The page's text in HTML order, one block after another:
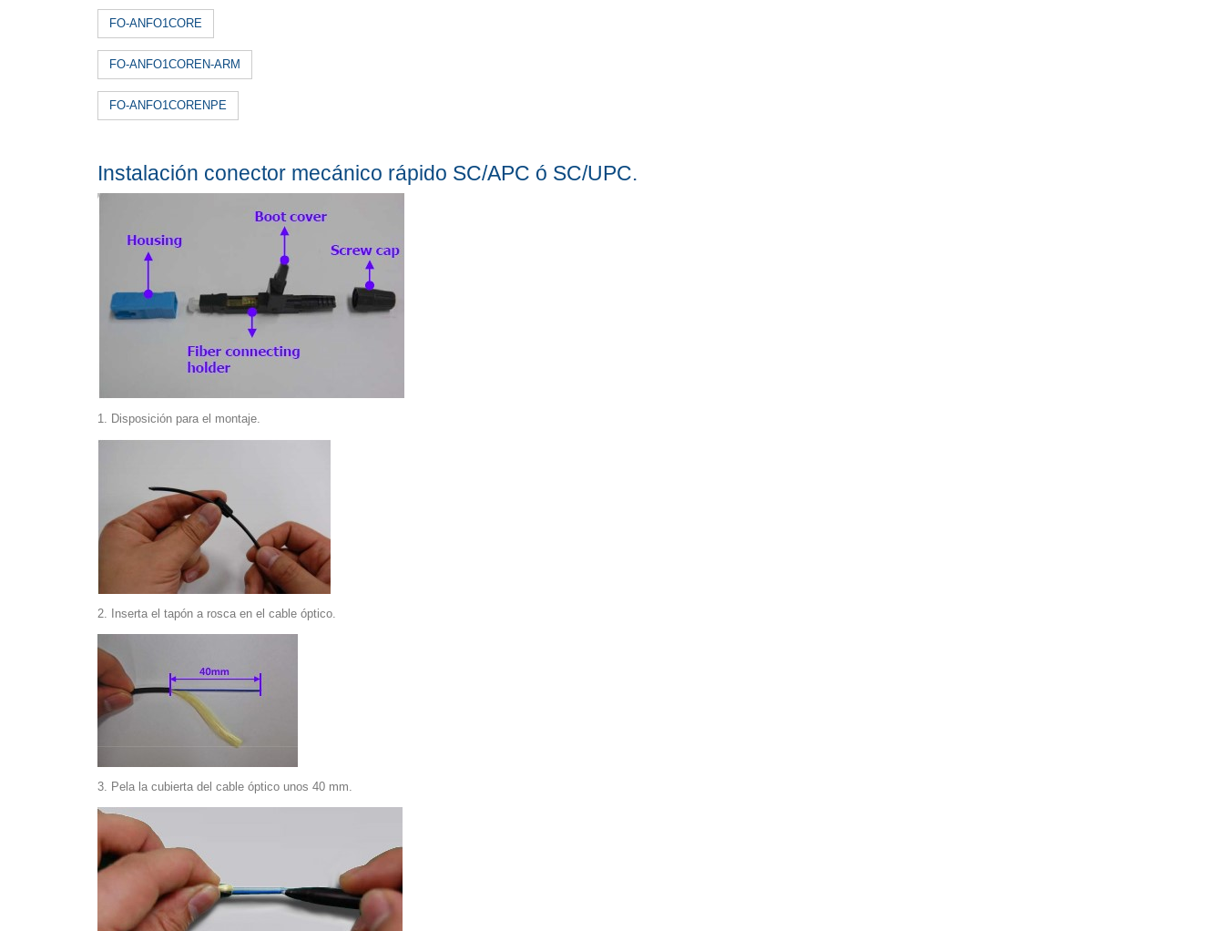
FO-ANFO1CORE
FO-ANFO1COREN-ARM
FO-ANFO1CORENPE
Instalación conector mecánico rápido SC/APC ó SC/UPC.
1. Disposición para el montaje.
2. Inserta el tapón a rosca en el cable óptico.
3. Pela la cubierta del cable óptico unos 40 mm.